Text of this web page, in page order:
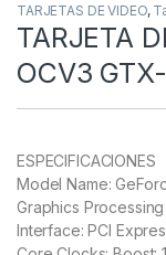
TARJETAS DE VIDEO,
TARJETA
OCV3
ESPECIFICACIONES
Model Name:
Graphics
Interface: PCI